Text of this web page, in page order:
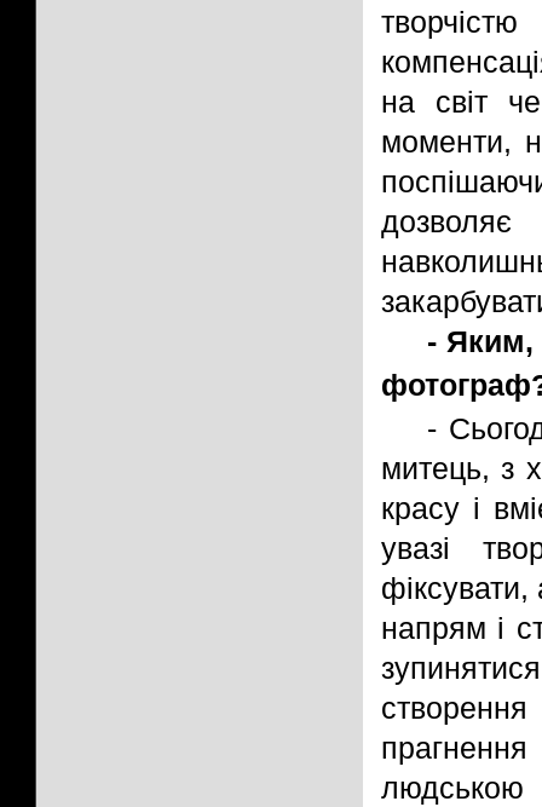
на світ
моменти,
- Яким,
-
митець, з
красу і
увазі
напрям і